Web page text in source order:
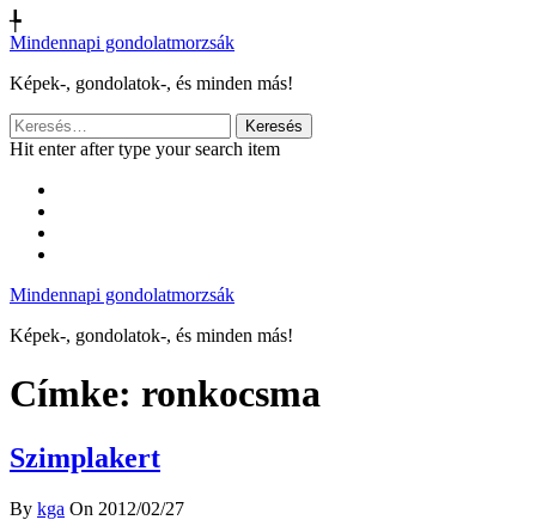
╄
Mindennapi gondolatmorzsák
Képek-, gondolatok-, és minden más!
Keresés:
Hit enter after type your search item
Mindennapi gondolatmorzsák
Képek-, gondolatok-, és minden más!
Címke: ronkocsma
Szimplakert
By kga On 2012/02/27